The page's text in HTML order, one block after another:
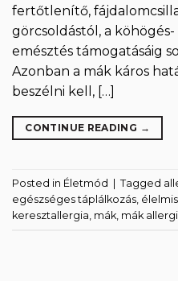
fertőtlenítő,
görcsoldástól, a
emésztés támogatásáig
Azonban a mák káros
beszélni kell, […]
CONTINUE READING →
Posted in Életmód | Tagged
egészséges táplálkozás
keresztallergia mák mák